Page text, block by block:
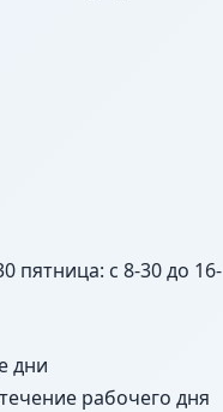
пятница: с 8-30 до 16-
дни
рабочего дня